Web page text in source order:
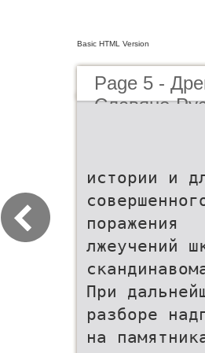
Basic HTML Version
Page 5 -
Славяно-
истории и
поражения
лжеучений
При
разборе
на